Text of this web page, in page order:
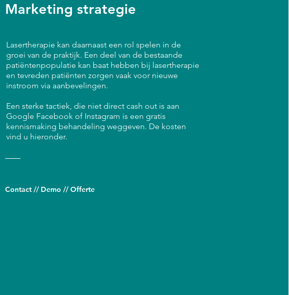
Marketing strategie
Lasertherapie kan daarnaast een rol spelen in de
groei van de praktijk. Een deel van de bestaande
patiëntenpopulatie kan baat hebben bij lasertherapie
en tevreden patiënten zorgen vaak voor nieuwe
instroom via aanbevelingen.
Een sterke tactiek, die niet direct cash out is aan
Google Facebook of Instagram is een gratis
kennismaking behandeling weggeven. De kosten
vind u hieronder.
Contact // Demo // Offerte